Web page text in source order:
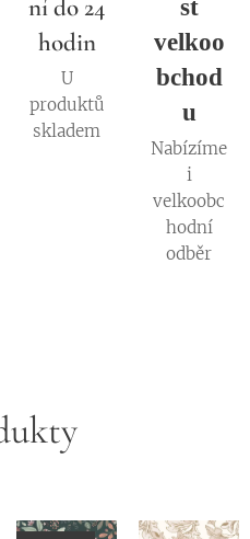
ní do 24
hodin
U
produktů
skladem
st
velkoo
bchod
u
Nabízíme
i
velkoobc
hodní
odběr